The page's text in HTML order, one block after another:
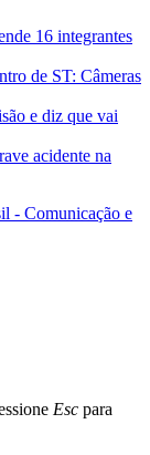
16 integrantes
de ST: Câmeras
e diz que vai
acidente na
- Comunicação e
Esc para